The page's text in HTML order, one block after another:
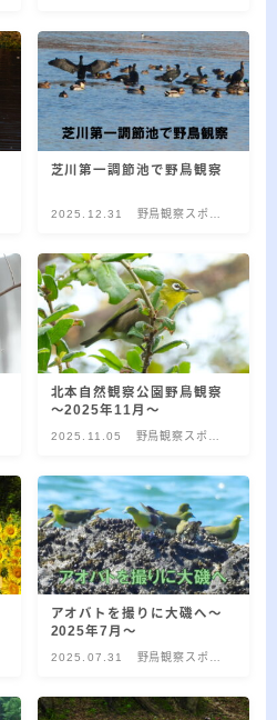
芝川第一調節池で野鳥観察
2025.12.31
野鳥観察スポッ
北本自然観察公園野鳥観察
～2025年11月～
2025.11.05
野鳥観察スポッ
アオバトを撮りに大磯へ～
2025年7月～
2025.07.31
野鳥観察スポッ